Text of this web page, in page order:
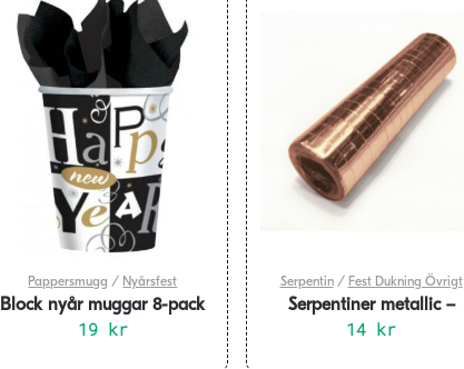
Pappersmugg / Nyårsfest
Block nyår muggar 8-pack
19 kr
Serpentin/ Fest Dukning Övrigt
Serpentiner metallic –
roseguld
14 kr